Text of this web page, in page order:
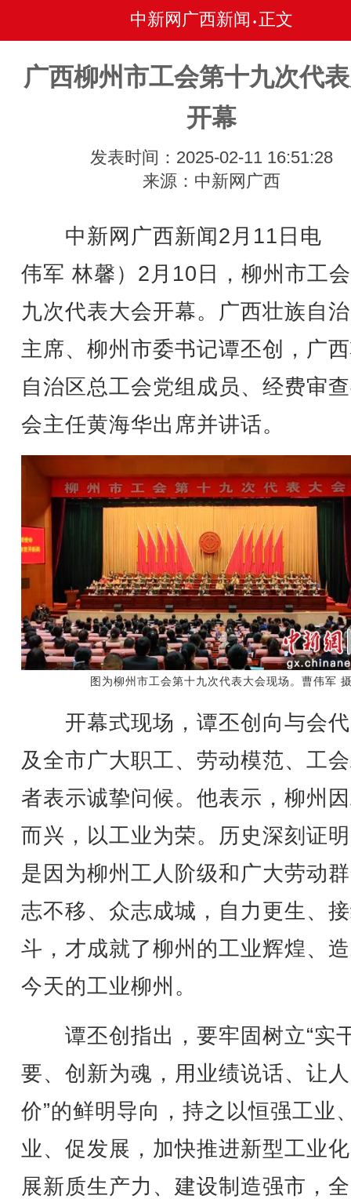
中新网广西新闻 • 正文
广西柳州市工会第十九次代
开幕
发表时间：2025-02-11 16:51:28
来源：中新网广西
中新网广西新闻2月11日电
伟军 林馨）2月10日，柳州市工
九次代表大会开幕。广西壮族自
主席、柳州市委书记谭丕创，广
自治区总工会党组成员、经费审
会主任黄海华出席并讲话。
图为柳州市工会第十九次代表大会现场。曹伟军
开幕式现场，谭丕创向与会
及全市广大职工、劳动模范、工
者表示诚挚问候。他表示，柳州
而兴，以工业为荣。历史深刻证
是因为柳州工人阶级和广大劳动
志不移、众志成城，自力更生、
斗，才成就了柳州的工业辉煌、
今天的工业柳州。
谭丕创指出，要牢固树立“实
要、创新为魂，用业绩说话、让
价”的鲜明导向，持之以恒强工业
业、促发展，加快推进新型工业
展新质生产力、建设制造强市，